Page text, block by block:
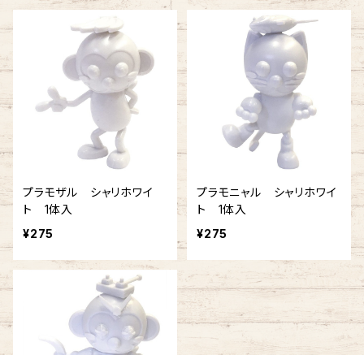
プラモザル シャリホワイ
ト 1体入
¥275
プラモニャル シャリホワイ
ト 1体入
¥275